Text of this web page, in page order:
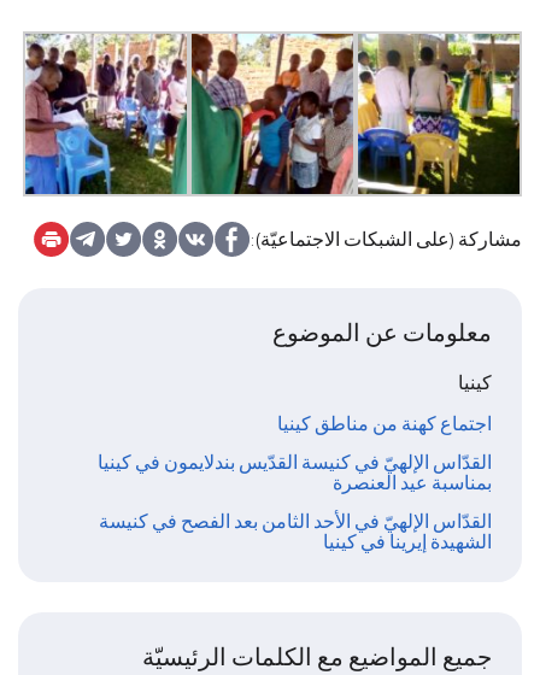
مشاركة (على الشبكات الاجتماعيّة):
معلومات عن الموضوع
كينيا
اجتماع كهنة من مناطق كينيا
القدّاس الإلهيّ في كنيسة القدّيس بندلايمون في كينيا
بمناسبة عيد العنصرة
القدّاس الإلهيّ في الأحد الثامن بعد الفصح في كنيسة
الشهيدة إيرينا في كينيا
جميع المواضيع مع الكلمات الرئيسيّة